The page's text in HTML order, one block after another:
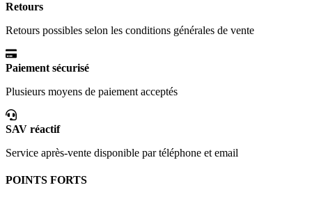
Retours
Retours possibles selon les conditions générales de vente
Paiement sécurisé
Plusieurs moyens de paiement acceptés
SAV réactif
Service après-vente disponible par téléphone et email
POINTS FORTS